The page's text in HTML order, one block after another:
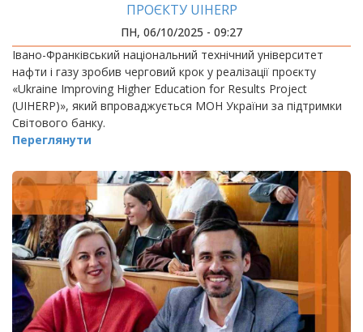
ПРОЄКТУ UIHERP
ПН, 06/10/2025 - 09:27
Івано-Франківський національний технічний університет
нафти і газу зробив черговий крок у реалізації проєкту
«Ukraine Improving Higher Education for Results Project
(UIHERP)», який впроваджується МОН України за підтримки
Світового банку.
Переглянути